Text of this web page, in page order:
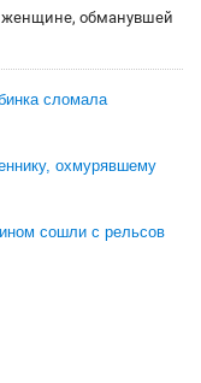
женщине, обманувшей
сломала
охмурявшему
сошли с рельсов